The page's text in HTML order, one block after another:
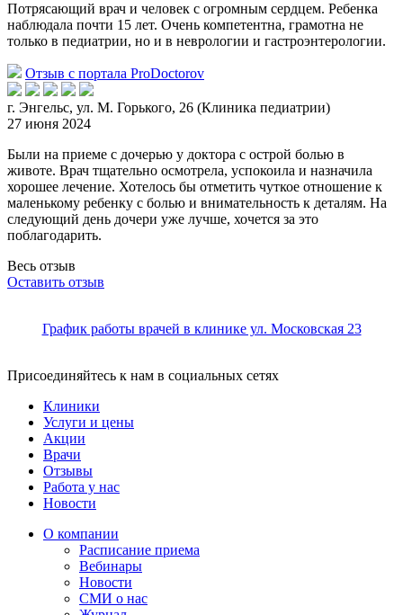
Потрясающий врач и человек с огромным сердцем. Ребенка
наблюдала почти 15 лет. Очень компетентна, грамотна не
только в педиатрии, но и в неврологии и гастроэнтерологии.
Отзыв с портала ProDoctorov
г. Энгельс, ул. М. Горького, 26 (Клиника педиатрии)
27 июня 2024
Были на приеме с дочерью у доктора с острой болью в
животе. Врач тщательно осмотрела, успокоила и назначила
хорошее лечение. Хотелось бы отметить чуткое отношение к
маленькому ребенку с болью и внимательность к деталям. На
следующий день дочери уже лучше, хочется за это
поблагодарить.
Весь отзыв
Оставить отзыв
График работы врачей в клинике ул. Московская 23
Присоединяйтесь к нам в социальных сетях
Клиники
Услуги и цены
Акции
Врачи
Отзывы
Работа у нас
Новости
О компании
Расписание приема
Вебинары
Новости
СМИ о нас